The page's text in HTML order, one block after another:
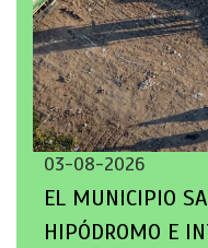
03-08-2026
EL MUNICIPIO
HIPÓDROMO E